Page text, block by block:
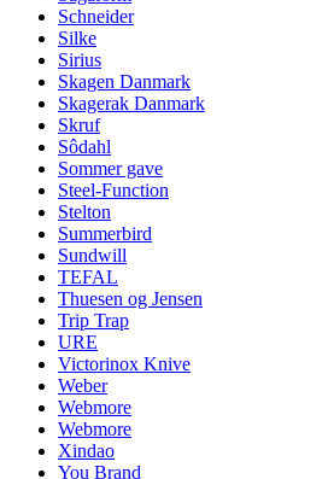
Schneider
Silke
Sirius
Skagen Danmark
Skagerak Danmark
Skruf
Sôdahl
Sommer gave
Steel-Function
Stelton
Summerbird
Sundwill
TEFAL
Thuesen og Jensen
Trip Trap
URE
Victorinox Knive
Weber
Webmore
Webmore
Xindao
You Brand